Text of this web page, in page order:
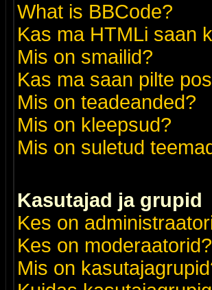
What is BBCode?
Kas ma HTMLi saan
Mis on smailid?
Kas ma saan pilte
Mis on teadeanded?
Mis on kleepsud?
Mis on suletud
Kasutajad ja grupid
Kes on
Kes on moderaatorid?
Mis on